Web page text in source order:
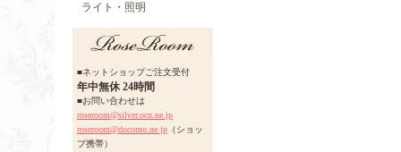
ライト・照明
■ネットショップご注文受付
年中無休 24時間
■お問い合わせは
roseroom@silver.ocn.ne.jp
roseroom@docomo.ne.jp （ショッ
プ携帯）